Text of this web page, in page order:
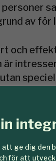
att ge dig den
för att
av för
och
som
i landet.